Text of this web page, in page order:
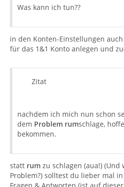
Was kann ich tun??
in den Konten-Einstellungen
für das 1&1 Konto anlegen und
Zitat
nachdem ich mich nun schon
dem Problem rumschlage,
bekommen.
statt rum zu schlagen (aua!) (Und
Problem?) solltest du lieber mal